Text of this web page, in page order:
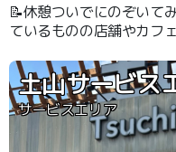
📝休憩ついでにのぞいて
ているものの店舗やカフ
土山サービス
サービスエリア